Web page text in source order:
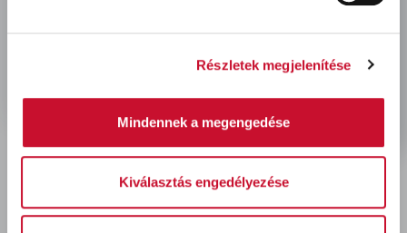
Részletek megjelenítése
Mindennek a megengedése
Kiválasztás engedélyezése
Rendelés és szállítás